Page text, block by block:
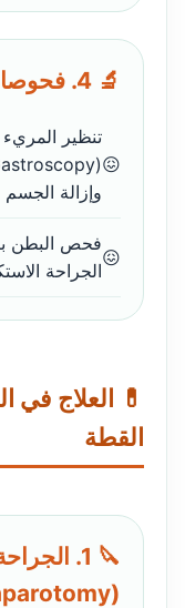
🔬 4. فحوصات متخصصة
تنظير المريء
وإزالة
الجراحة
💊 العلاج في
القطة
🔪 1.
(Exploratory Laparotomy)